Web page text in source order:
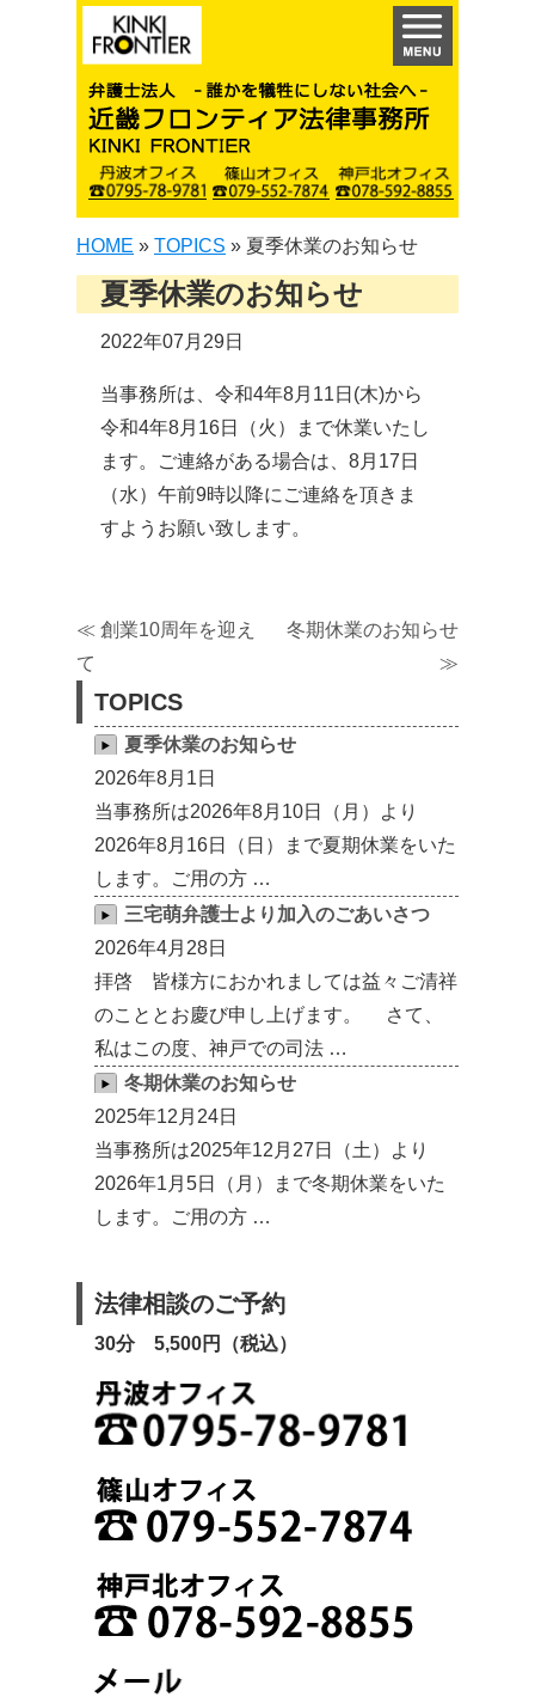
HOME » TOPICS » 夏季休業のお知らせ
夏季休業のお知らせ
2022年07月29日
当事務所は、令和4年8月11日(木)から
令和4年8月16日（火）まで休業いたし
ます。ご連絡がある場合は、8月17日
（水）午前9時以降にご連絡を頂きま
すようお願い致します。
≪ 創業10周年を迎え
て
冬期休業のお知らせ
≫
TOPICS
夏季休業のお知らせ
2026年8月1日
当事務所は2026年8月10日（月）より
2026年8月16日（日）まで夏期休業をいた
します。ご用の方 …
三宅萌弁護士より加入のごあいさつ
2026年4月28日
拝啓 皆様方におかれましては益々ご清祥
のこととお慶び申し上げます。 さて、
私はこの度、神戸での司法 …
冬期休業のお知らせ
2025年12月24日
当事務所は2025年12月27日（土）より
2026年1月5日（月）まで冬期休業をいた
します。ご用の方 …
法律相談のご予約
30分 5,500円（税込）